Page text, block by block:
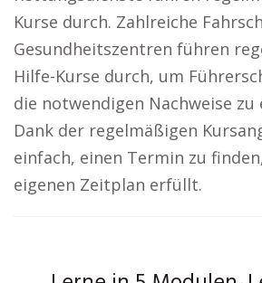
Kurse durch. Zahlreiche
Gesundheitszentren führen
Hilfe-Kurse durch, um
die notwendigen Nachweise zu
Dank der regelmäßigen
einfach, einen Termin zu
eigenen Zeitplan erfüllt.